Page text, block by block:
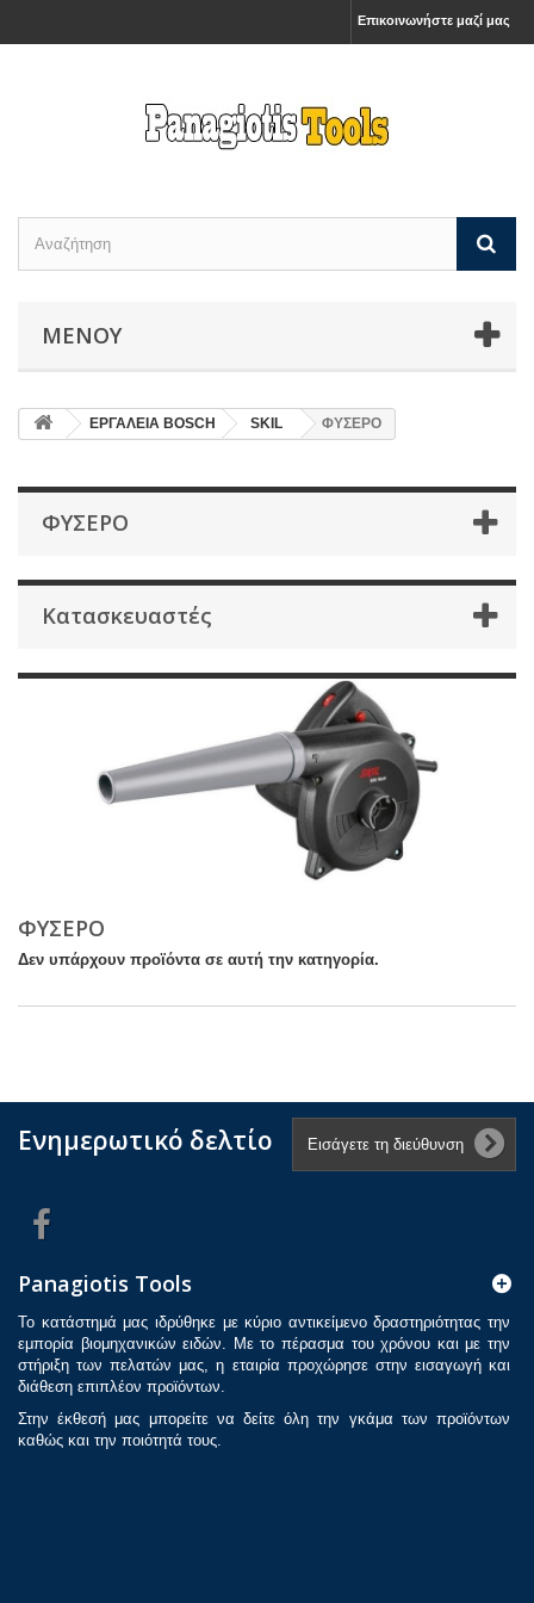
Επικοινωνήστε μαζί μας
ΜΕΝΟΎ
ΕΡΓΑΛΕΙΑ BOSCH SKIL ΦΥΣΕΡΟ
ΦΥΣΕΡΟ
Κατασκευαστές
ΦΥΣΕΡΟ
Δεν υπάρχουν προϊόντα σε αυτή την κατηγορία.
Ενημερωτικό δελτίο
Panagiotis Tools
Το κατάστημά μας ιδρύθηκε με κύριο αντικείμενο δραστηριότητας την
εμπορία βιομηχανικών ειδών. Με το πέρασμα του χρόνου και με την
στήριξη των πελατών μας, η εταιρία προχώρησε στην εισαγωγή και
διάθεση επιπλέον προϊόντων.
Στην έκθεσή μας μπορείτε να δείτε όλη την γκάμα των προϊόντων
καθώς και την ποιότητά τους.